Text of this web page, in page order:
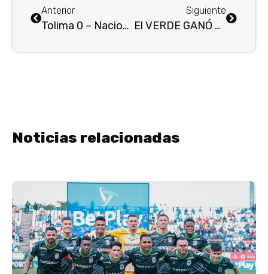
Anterior
Tolima 0 – Nacional 1 : El verde ganó y dio el 1er paso a la final…
Siguiente
El VERDE GANÓ 3-1 (4-1 Global) al Tolima y CLASIFICÓ a la FINAL del FPC
Noticias relacionadas